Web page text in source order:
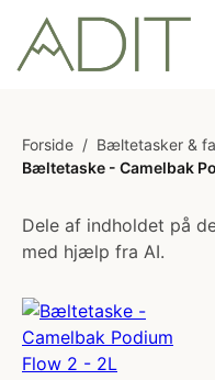
Forside / Bæltetasker &
Bæltetaske - Camelbak
Dele af indholdet på
med hjælp fra AI.